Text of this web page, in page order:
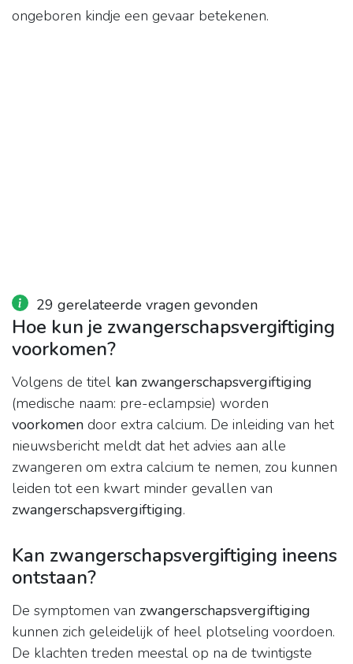
ongeboren kindje een gevaar betekenen.
29 gerelateerde vragen gevonden
Hoe kun je zwangerschapsvergiftiging
voorkomen?
Volgens de titel kan zwangerschapsvergiftiging
(medische naam: pre-eclampsie) worden
voorkomen door extra calcium. De inleiding van het
nieuwsbericht meldt dat het advies aan alle
zwangeren om extra calcium te nemen, zou kunnen
leiden tot een kwart minder gevallen van
zwangerschapsvergiftiging.
Kan zwangerschapsvergiftiging ineens
ontstaan?
De symptomen van zwangerschapsvergiftiging
kunnen zich geleidelijk of heel plotseling voordoen.
De klachten treden meestal op na de twintigste